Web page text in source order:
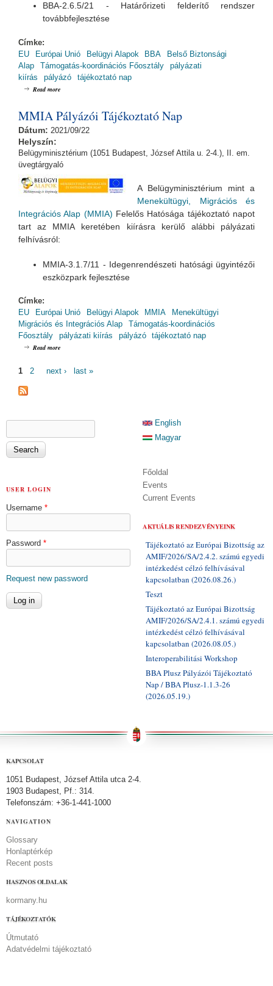
BBA-2.6.5/21 - Határőrizeti felderítő rendszer
továbbfejlesztése
Címke:
EU
Európai Unió Belügyi Alapok BBA
Belső Biztonsági
Alap
Támogatás-koordinációs Főosztály
pályázati
kiírás
pályázó tájékoztató nap
Read more
MMIA Pályázói Tájékoztató Nap
Dátum: 2021/09/22
Helyszín:
Belügyminisztérium (1051 Budapest, József Attila u. 2-4.), II. em.
üvegtárgyaló
A Belügyminisztérium mint a
Menekültügyi, Migrációs és
Integrációs Alap (MMIA) Felelős Hatósága tájékoztató napot
tart az MMIA keretében kiírásra kerülő alábbi pályázati
felhívásról:
MMIA-3.1.7/11 - Idegenrendészeti hatósági ügyintézői
eszközpark fejlesztése
Címke:
EU
Európai Unió Belügyi Alapok MMIA
Menekültügyi
Migrációs és Integrációs Alap
Támogatás-koordinációs
Főosztály
pályázati kiírás pályázó tájékoztató nap
Read more
PAGES
1 2 next › last »
SEARCH FORM
USER LOGIN
Username *
Password *
Request new password
English
Magyar
Főoldal
Events
Current Events
AKTUÁLIS RENDEZVÉNYEINK
Tájékoztató az Európai Bizottság az
AMIF/2026/SA/2.4.2. számú egyedi
intézkedést célzó felhívásával
kapcsolatban (2026.08.26.)
Teszt
Tájékoztató az Európai Bizottság
AMIF/2026/SA/2.4.1. számú egyedi
intézkedést célzó felhívásával
kapcsolatban (2026.08.05.)
Interoperabilitási Workshop
BBA Plusz Pályázói Tájékoztató
Nap / BBA Plusz-1.1.3-26
(2026.05.19.)
KAPCSOLAT
1051 Budapest, József Attila utca 2-4.
1903 Budapest, Pf.: 314.
Telefonszám: +36-1-441-1000
NAVIGATION
Glossary
Honlaptérkép
Recent posts
HASZNOS OLDALAK
kormany.hu
TÁJÉKOZTATÓK
Útmutató
Adatvédelmi tájékoztató